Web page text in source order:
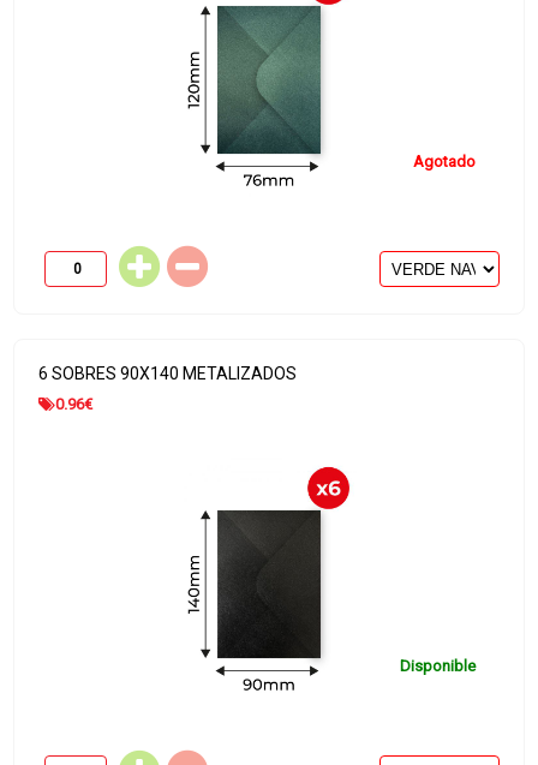
Agotado
6 SOBRES 90X140 METALIZADOS
0.96€
Disponible